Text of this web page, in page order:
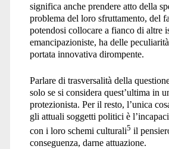
significa anche prendere atto della
problema del loro sfruttamento, del
potendosi collocare a fianco di altre
emancipazioniste, ha delle
portata innovativa dirompente.
Parlare di trasversalità della
solo se si considera quest’ultima in
protezionista. Per il resto, l’unica
gli attuali soggetti politici è
con i loro schemi culturali5 il
conseguenza, darne attuazione.